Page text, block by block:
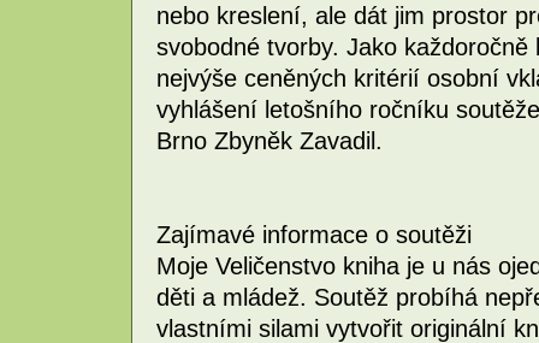
nebo kreslení, ale dát jim prostor
svobodné tvorby. Jako
nejvýše ceněných kritérií osobní
vyhlášení letošního ročníku
Brno Zbyněk Zavadil.
Zajímavé informace o soutěži
Moje Veličenstvo kniha je u nás
děti a mládež. Soutěž probíhá
vlastními silami vytvořit originální